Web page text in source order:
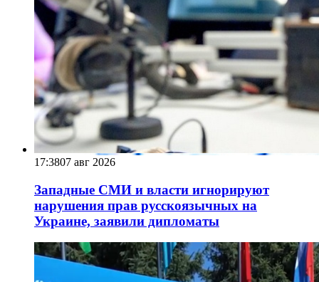
17:3807 авг 2026
Западные СМИ и власти игнорируют
нарушения прав русскоязычных на
Украине, заявили дипломаты